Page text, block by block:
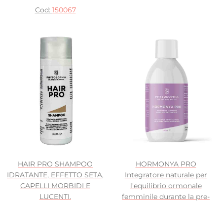
Cod: 150067
HAIR PRO SHAMPOO
IDRATANTE, EFFETTO SETA,
CAPELLI MORBIDI E
LUCENTI.
HORMONYA PRO
Integratore naturale per
l'equilibrio ormonale
femminile durante la pre-